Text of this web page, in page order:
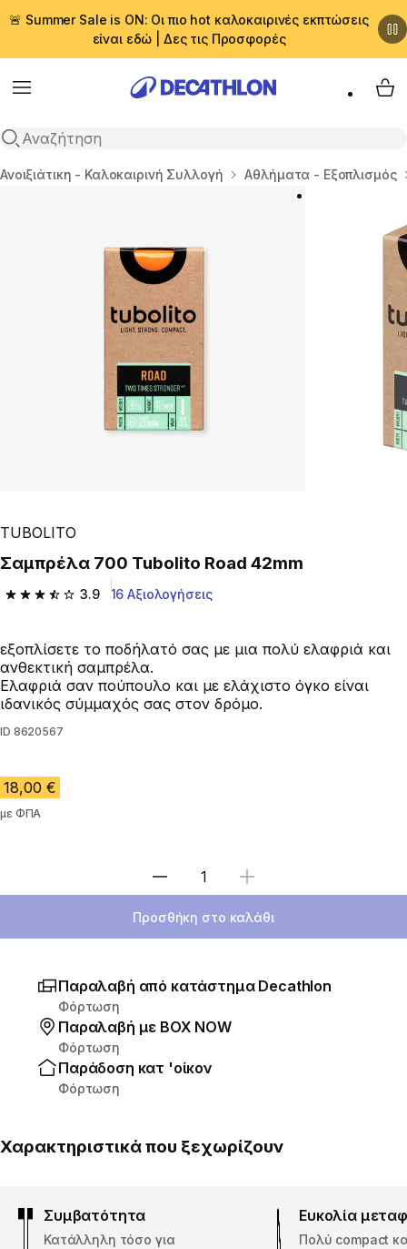
🚨 Summer Sale is ON: Οι πιο hot καλοκαιρινές εκπτώσεις
είναι εδώ | Δες τις Προσφορές
Menu
Αναζήτηση
My
Αρχική σελίδα
Ανοιξιάτικη - Καλοκαιρινή Συλλογή Αθλήματα - Εξοπλισμός
TUBOLITO
Σαμπρέλα 700 Tubolito Road 42mm
3.9
3.9 out of 5 stars from 16 reviews
16 Αξιολογήσεις
εξοπλίσετε το ποδήλατό σας με μια πολύ ελαφριά και
ανθεκτική σαμπρέλα.
Ελαφριά σαν πούπουλο και με ελάχιστο όγκο είναι
ιδανικός σύμμαχός σας στον δρόμο.
ID 8620567
18,00 €
με ΦΠΑ
Επιλέξτε ποσότητα
Προσθήκη στο καλάθι
Παραλαβή από κατάστημα Decathlon
Φόρτωση
Παραλαβή με ΒΟΧ ΝΟW
Φόρτωση
Παράδοση κατ 'οίκον
Φόρτωση
Χαρακτηριστικά που ξεχωρίζουν
Συμβατότητα
Κατάλληλη τόσο για
Ευκολία
Πολύ compact